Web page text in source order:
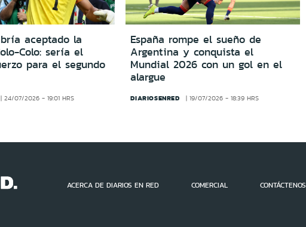
aceptado la
Colo: sería el
para el segundo
24/07/2026 - 19:01 HRS
España rompe el sueño de
Argentina y conquista el
Mundial 2026 con un gol en el
alargue
DIARIOSENRED 19/07/2026 - 18:39 HRS
ACERCA DE DIARIOS EN RED COMERCIAL CONTÁCTENOS